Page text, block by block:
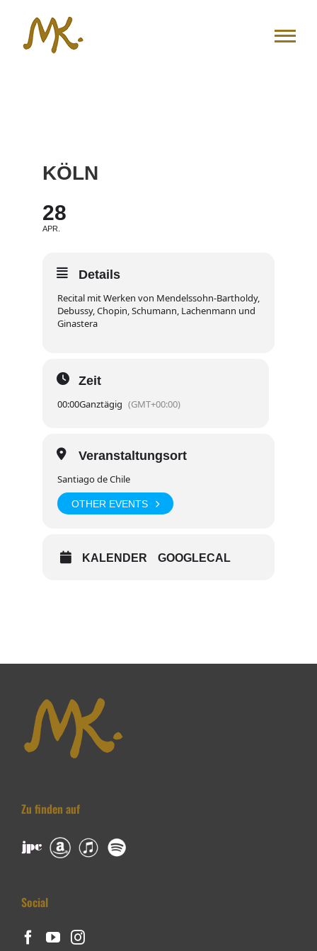
springen
KÖLN
28
APR.
Details
Recital mit Werken von Mendelssohn-Bartholdy,
Debussy, Chopin, Schumann, Lachenmann und
Ginastera
Zeit
00:00Ganztägig (GMT+00:00)
Veranstaltungsort
Santiago de Chile
OTHER EVENTS
KALENDER GOOGLECAL
Zu finden auf
Social